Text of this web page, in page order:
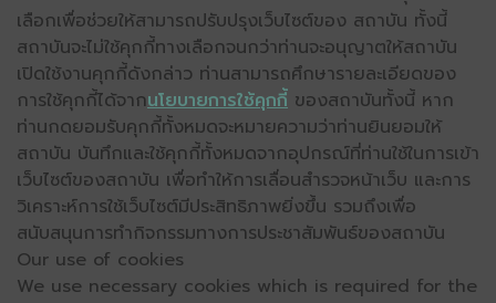
เลือกเพื่อช่วยให้สามารถปรับปรุงเว็บไซต์ของ สถาบัน ทั้งนี้
สถาบันจะไม่ใช้คุกกี้ทางเลือกจนกว่าท่านจะอนุญาตให้สถาบัน
เปิดใช้งานคุกกี้ดังกล่าว ท่านสามารถศึกษารายละเอียดของ
การใช้คุกกี้ได้จากนโยบายการใช้คุกกี้ ของสถาบันทั้งนี้ หาก
ท่านกดยอมรับคุกกี้ทั้งหมดจะหมายความว่าท่านยินยอมให้
สถาบัน บันทึกและใช้คุกกี้ทั้งหมดจากอุปกรณ์ที่ท่านใช้ในการเข้า
เว็บไซต์ของสถาบัน เพื่อทำให้การเลื่อนสำรวจหน้าเว็บ และการ
วิเคราะห์การใช้เว็บไซต์มีประสิทธิภาพยิ่งขึ้น รวมถึงเพื่อ
สนับสนุนการทำกิจกรรมทางการประชาสัมพันธ์ของสถาบัน
Our use of cookies
We use necessary cookies which is required for the